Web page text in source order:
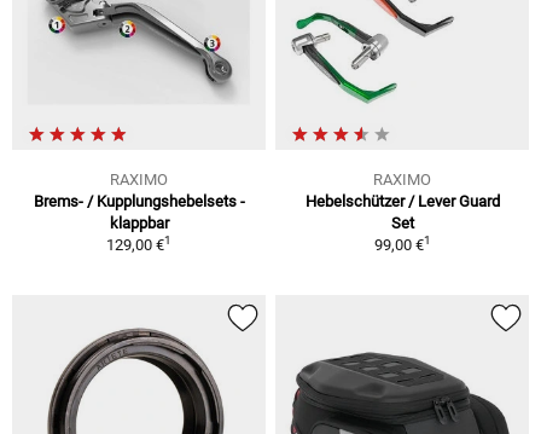
RAXIMO
Brems- / Kupplungshebelsets -
klappbar
129,00 €1
RAXIMO
Hebelschützer / Lever Guard
Set
99,00 €1